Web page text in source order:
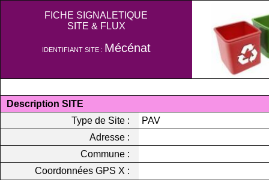
FICHE SIGNALETIQUE
SITE & FLUX
IDENTIFIANT SITE : Mécénat
Description SITE
Type de Site :
PAV
Adresse :
Commune :
Coordonnées GPS X :